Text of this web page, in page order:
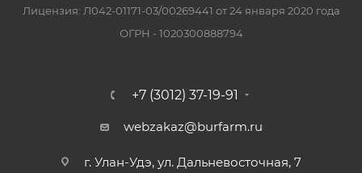
Лицензия: Л042-01171-03/00269441 от 24 января 2020 года
ОГРН - 1020300888794
+7 (3012) 37-19-91
webzakaz@burfarm.ru
г. Улан-Удэ, ул. Дальневосточная, 7